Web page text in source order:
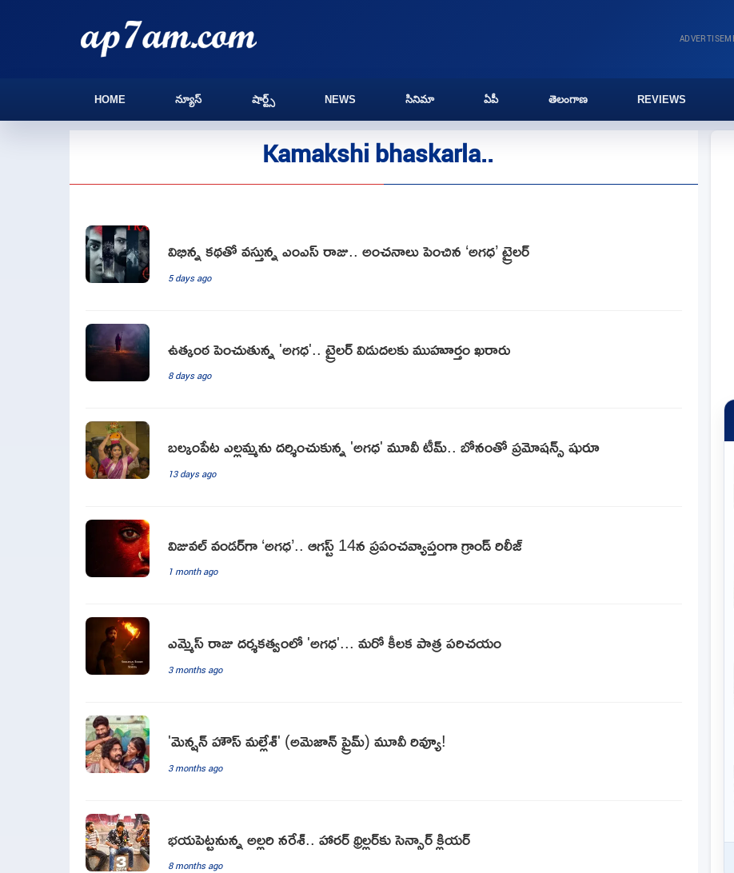
HOME న్యూస్ షార్ట్స్ NEWS సినిమా ఏపీ తెలంగాణ REVIEWS
Kamakshi bhaskarla..
విభిన్న కథతో వస్తున్న ఎంఎస్ రాజు.. అంచనాలు పెంచిన ‘అగధ’ ట్రైలర్
5 days ago
ఉత్కంఠ పెంచుతున్న 'అగధ'.. ట్రైలర్ విడుదలకు ముహూర్తం ఖరారు
8 days ago
బల్కంపేట ఎల్లమ్మను దర్శించుకున్న 'అగధ' మూవీ టీమ్.. బోనంతో ప్రమోషన్స్ షురూ
13 days ago
విజువల్ వండర్‌గా ‘అగధ’.. ఆగస్ట్ 14న ప్రపంచవ్యాప్తంగా గ్రాండ్ రిలీజ్
1 month ago
ఎమ్మెస్ రాజు దర్శకత్వంలో 'అగధ'... మరో కీలక పాత్ర పరిచయం
3 months ago
'మెన్షన్ హౌస్ మల్లేశ్' (అమెజాన్ ప్రైమ్) మూవీ రివ్యూ!
3 months ago
భయపెట్టనున్న అల్లరి నరేశ్.. హారర్ థ్రిల్లర్‌కు సెన్సార్ క్లియర్
8 months ago